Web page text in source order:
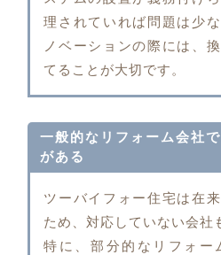
理されていれば問題は少
ノベーションの際には、
てることが大切です。
一般的なリフォーム会社
がある
ツーバイフォー住宅は在
ため、対応していない会社
特に、部分的なリフォー